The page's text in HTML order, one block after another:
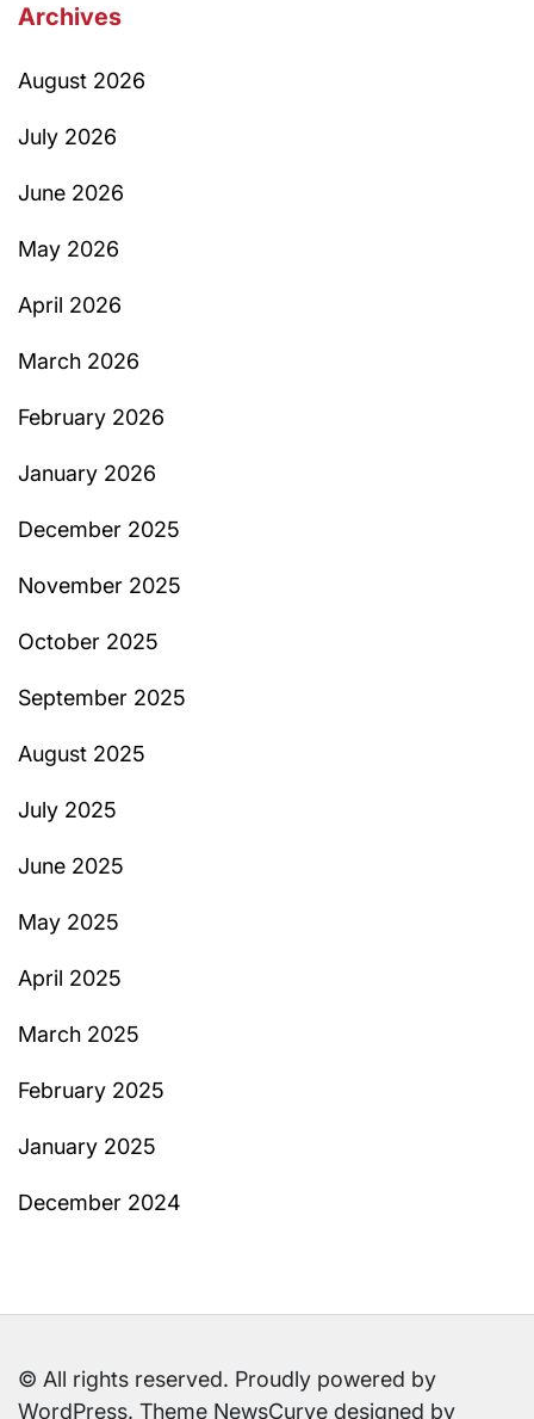
Archives
August 2026
July 2026
June 2026
May 2026
April 2026
March 2026
February 2026
January 2026
December 2025
November 2025
October 2025
September 2025
August 2025
July 2025
June 2025
May 2025
April 2025
March 2025
February 2025
January 2025
December 2024
© All rights reserved. Proudly powered by
WordPress. Theme NewsCurve designed by